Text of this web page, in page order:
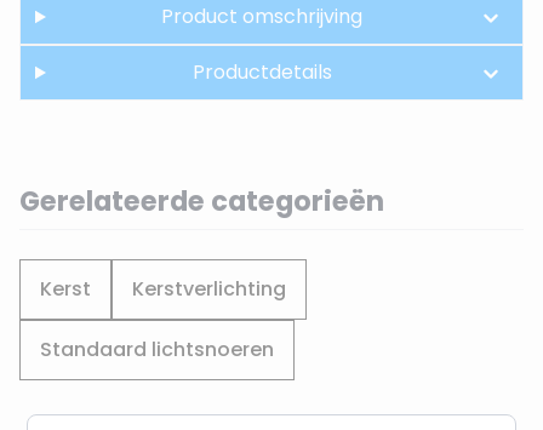
Product omschrijving
Productdetails
Gerelateerde categorieën
Kerst Kerstverlichting
Standaard lichtsnoeren